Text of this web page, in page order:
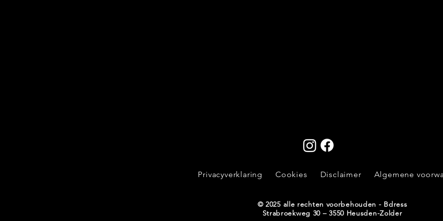
Westnijlvirus bereikt
Privacyverklaring Cookies Disclaimer Algemene
© 2025 alle rechten voorbehouden - Bdress
Strabroekweg 30 – 3550 Heusden-Zolder